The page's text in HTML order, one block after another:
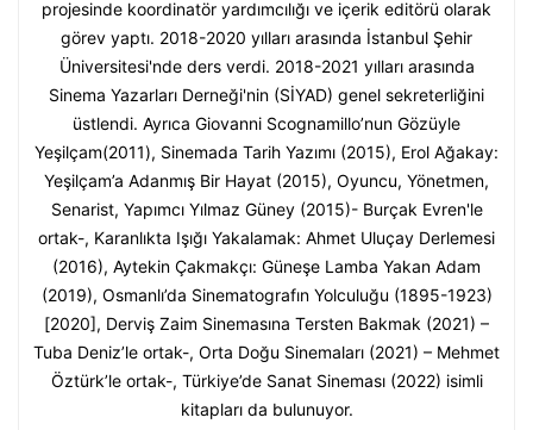
projesinde koordinatör yardımcılığı ve içerik editörü olarak
görev yaptı. 2018-2020 yılları arasında İstanbul Şehir
Üniversitesi'nde ders verdi. 2018-2021 yılları arasında
Sinema Yazarları Derneği'nin (SİYAD) genel sekreterliğini
üstlendi. Ayrıca Giovanni Scognamillo’nun Gözüyle
Yeşilçam(2011), Sinemada Tarih Yazımı (2015), Erol Ağakay:
Yeşilçam’a Adanmış Bir Hayat (2015), Oyuncu, Yönetmen,
Senarist, Yapımcı Yılmaz Güney (2015)- Burçak Evren'le
ortak-, Karanlıkta Işığı Yakalamak: Ahmet Uluçay Derlemesi
(2016), Aytekin Çakmakçı: Güneşe Lamba Yakan Adam
(2019), Osmanlı’da Sinematografın Yolculuğu (1895-1923)
[2020], Derviş Zaim Sinemasına Tersten Bakmak (2021) –
Tuba Deniz’le ortak-, Orta Doğu Sinemaları (2021) – Mehmet
Öztürk’le ortak-, Türkiye’de Sanat Sineması (2022) isimli
kitapları da bulunuyor.